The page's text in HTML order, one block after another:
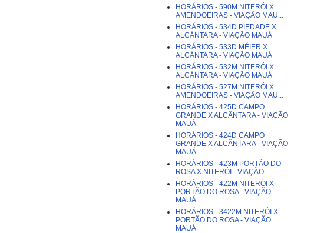
HORÁRIOS - 590M NITERÓI X
AMENDOEIRAS - VIAÇÃO MAU...
HORÁRIOS - 534D PIEDADE X
ALCÂNTARA - VIAÇÃO MAUÁ
HORÁRIOS - 533D MÉIER X
ALCÂNTARA - VIAÇÃO MAUÁ
HORÁRIOS - 532M NITERÓI X
ALCÂNTARA - VIAÇÃO MAUÁ
HORÁRIOS - 527M NITERÓI X
AMENDOEIRAS - VIAÇÃO MAU...
HORÁRIOS - 425D CAMPO
GRANDE X ALCÂNTARA - VIAÇÃO
MAUÁ
HORÁRIOS - 424D CAMPO
GRANDE X ALCÂNTARA - VIAÇÃO
MAUÁ
HORÁRIOS - 423M PORTÃO DO
ROSA X NITERÓI - VIAÇÃO ...
HORÁRIOS - 422M NITERÓI X
PORTÃO DO ROSA - VIAÇÃO
MAUÁ
HORÁRIOS - 3422M NITERÓI X
PORTÃO DO ROSA - VIAÇÃO
MAUÁ